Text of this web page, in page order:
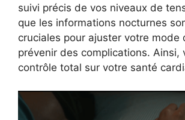
suivi précis de vos niveaux de
que les informations nocturnes
cruciales pour ajuster votre mode
prévenir des complications. Ainsi,
contrôle total sur votre santé